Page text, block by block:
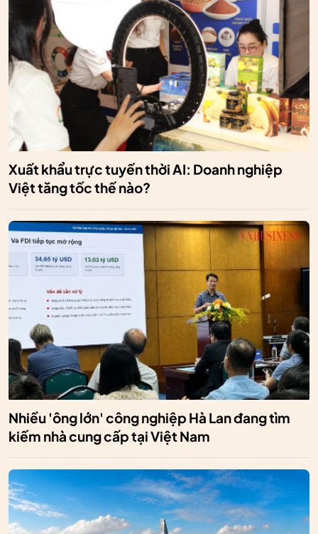
Xuất khẩu trực tuyến thời AI: Doanh nghiệp
Việt tăng tốc thế nào?
Nhiều 'ông lớn' công nghiệp Hà Lan đang tìm
kiếm nhà cung cấp tại Việt Nam